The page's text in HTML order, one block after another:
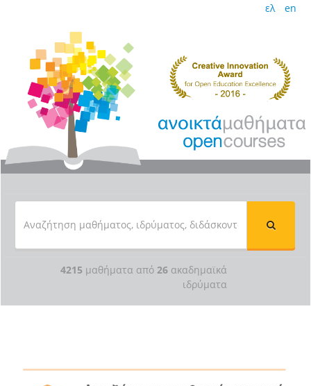
ελ en
4215 μαθήματα από 26 ακαδημαϊκά
ιδρύματα